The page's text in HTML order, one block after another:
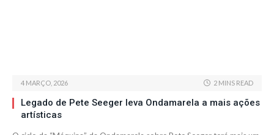
4 MARÇO, 2026 2 MINS READ
Legado de Pete Seeger leva Ondamarela a mais ações
artísticas